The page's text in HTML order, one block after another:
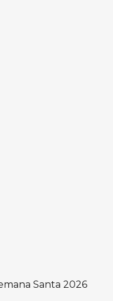
Santa 2026